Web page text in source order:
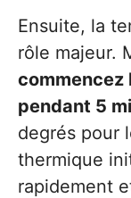
Ensuite, la
rôle majeur.
commencez
pendant 5
degrés pour
thermique
rapidement